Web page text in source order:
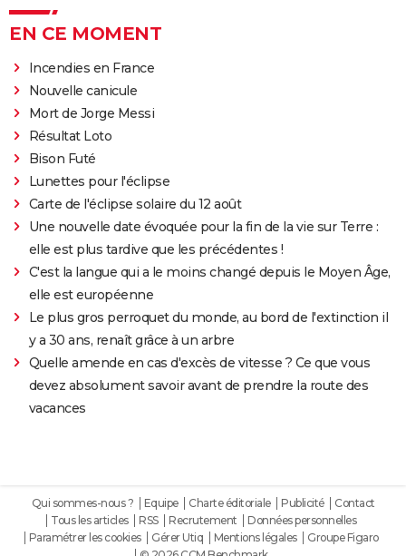
EN CE MOMENT
Incendies en France
Nouvelle canicule
Mort de Jorge Messi
Résultat Loto
Bison Futé
Lunettes pour l'éclipse
Carte de l'éclipse solaire du 12 août
Une nouvelle date évoquée pour la fin de la vie sur Terre :
elle est plus tardive que les précédentes !
C'est la langue qui a le moins changé depuis le Moyen Âge,
elle est européenne
Le plus gros perroquet du monde, au bord de l'extinction il
y a 30 ans, renaît grâce à un arbre
Quelle amende en cas d'excès de vitesse ? Ce que vous
devez absolument savoir avant de prendre la route des
vacances
Qui sommes-nous ? Equipe Charte éditoriale Publicité
Contact
Tous les articles
RSS Recrutement
Données personnelles
Paramétrer les cookies
Gérer Utiq Mentions légales
Groupe Figaro